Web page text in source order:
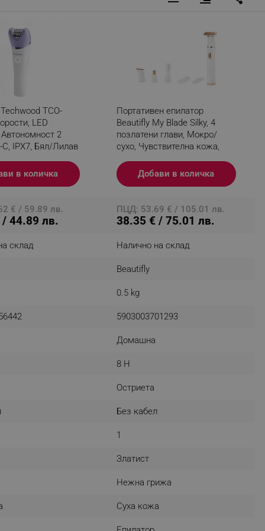
TCO-
LED
2
C, IPX7, Бял/Лилав
в количка
Портативен епилатор
Beautifly My Blade Silky, 4
позлатени глави, Мокро/
сухо, Чувствителна кожа,
златистДобави в количка
€ / 59.89 лв.
44.89 лв.
ПЦД: 53.69 € / 105.01 лв.
38.35 € / 75.01 лв.
склад Налично на склад
Beautifly
0.5 kg
5903003701293
Домашна
8 H
Остриета
Без кабел
1
Златист
Нежна грижа
Суха кожа
visitors. The lifetime
is a test user and can
disabled tracking,
cookies and local
specific data for
installed